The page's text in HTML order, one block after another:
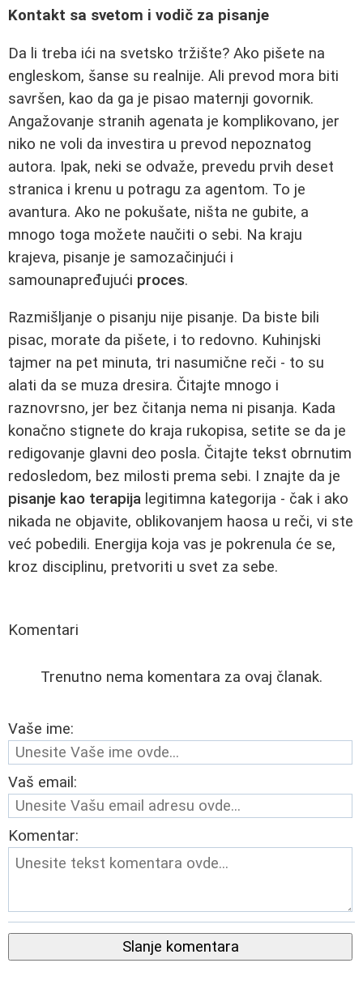
Kontakt sa svetom i vodič za pisanje
Da li treba ići na svetsko tržište? Ako pišete na
engleskom, šanse su realnije. Ali prevod mora biti
savršen, kao da ga je pisao maternji govornik.
Angažovanje stranih agenata je komplikovano, jer
niko ne voli da investira u prevod nepoznatog
autora. Ipak, neki se odvaže, prevedu prvih deset
stranica i krenu u potragu za agentom. To je
avantura. Ako ne pokušate, ništa ne gubite, a
mnogo toga možete naučiti o sebi. Na kraju
krajeva, pisanje je samozačinjući i
samounapređujući proces.
Razmišljanje o pisanju nije pisanje. Da biste bili
pisac, morate da pišete, i to redovno. Kuhinjski
tajmer na pet minuta, tri nasumične reči - to su
alati da se muza dresira. Čitajte mnogo i
raznovrsno, jer bez čitanja nema ni pisanja. Kada
konačno stignete do kraja rukopisa, setite se da je
redigovanje glavni deo posla. Čitajte tekst obrnutim
redosledom, bez milosti prema sebi. I znajte da je
pisanje kao terapija legitimna kategorija - čak i ako
nikada ne objavite, oblikovanjem haosa u reči, vi ste
već pobedili. Energija koja vas je pokrenula će se,
kroz disciplinu, pretvoriti u svet za sebe.
Komentari
Trenutno nema komentara za ovaj članak.
Vaše ime:
Vaš email:
Komentar:
Slanje komentara